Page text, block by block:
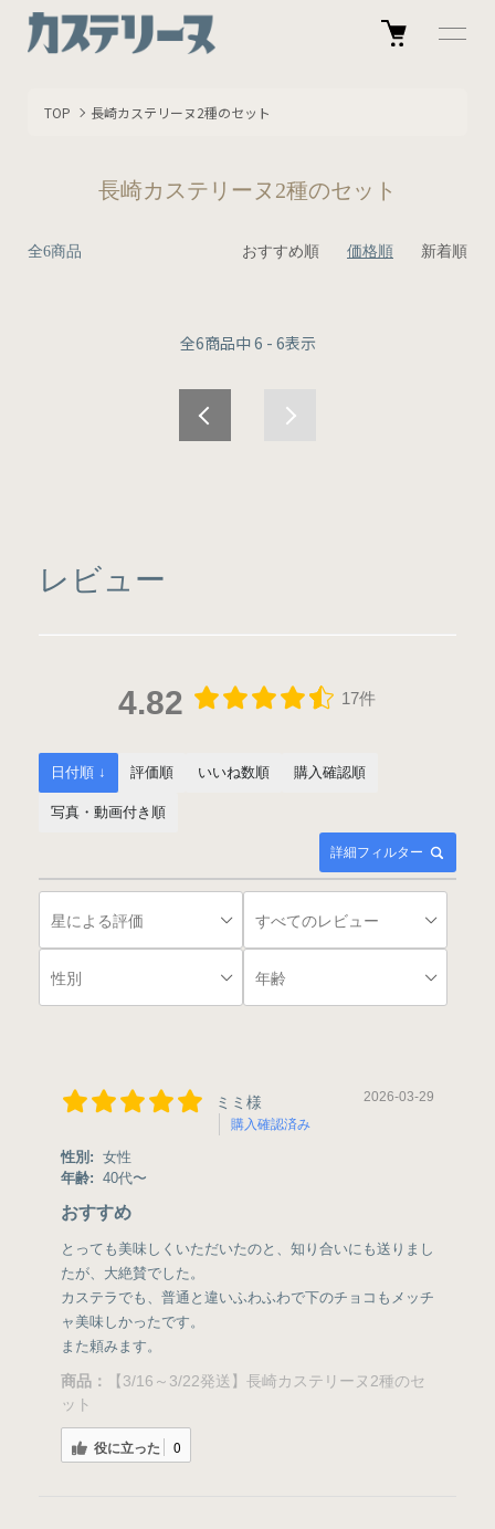
TOP 長崎カステリーヌ2種のセット
長崎カステリーヌ2種のセット
全6商品 おすすめ順 価格順 新着順
全6商品中6 - 6表示
レビュー
4.82 17件
詳細フィルター
日付順 ↓ 評価順 いいね数順 購入確認順
写真・動画付き順
ミミ様
購入確認済み
2026-03-29
性別: 女性
年齢: 40代〜
おすすめ
とっても美味しくいただいたのと、知り合いにも送りまし
たが、大絶賛でした。
カステラでも、普通と違いふわふわで下のチョコもメッチ
ャ美味しかったです。
また頼みます。
商品：
【3/16～3/22発送】長崎カステリーヌ2種のセ
ット
役に立った 0